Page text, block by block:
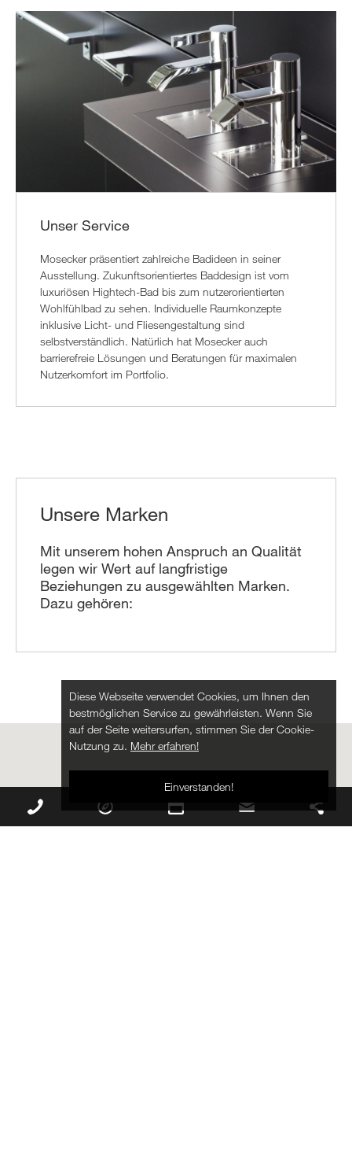
Unser Service
Mosecker präsentiert zahlreiche Badideen in seiner
Ausstellung. Zukunftsorientiertes Baddesign ist vom
luxuriösen Hightech-Bad bis zum nutzerorientierten
Wohlfühlbad zu sehen. Individuelle Raumkonzepte
inklusive Licht- und Fliesengestaltung sind
selbstverständlich. Natürlich hat Mosecker auch
barrierefreie Lösungen und Beratungen für maximalen
Nutzerkomfort im Portfolio.
Unsere Marken
Mit unserem hohen Anspruch an Qualität
legen wir Wert auf langfristige
Beziehungen zu ausgewählten Marken.
Dazu gehören:
Diese Webseite verwendet Cookies, um Ihnen den
bestmöglichen Service zu gewährleisten. Wenn Sie
auf der Seite weitersurfen, stimmen Sie der Cookie-
Nutzung zu. Mehr erfahren!
Einverstanden!